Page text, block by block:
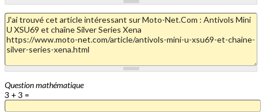
Question mathématique
3 + 3 =